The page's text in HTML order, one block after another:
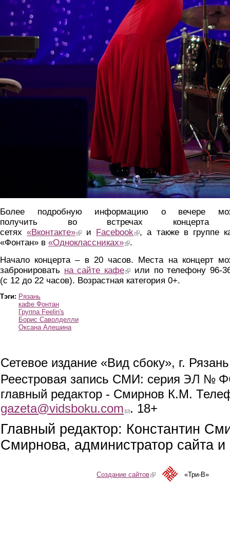
Более подробную информацию о вечере
получить во встречах
сетях«Вконтакте»(link is external)
и Facebook(link is external)
, а также в группе
«Фонтан» в «Одноклассниках»(link is external)
.
Начало концерта – в 20 часов. Места на концерт
забронировать на сайте кафе(link is external)
или по телефону 96-
(с 12 до 22 часов). Возрастная категория 0+.
Тэги: Рязань
кафе Фонтан
Группа Feelin's
Борис Саволделли
Оксана Алешина
Сетевое издание «Вид сбоку», г.
Реестровая запись СМИ: серия ЭЛ №
главный редактор - Смирнов К.М.
gazeta@vidsboku.com (link sends e-mail)
. 18+
Главный редактор: Константин
Смирнова, администратор сайта
Создание сайтов(link is external)«Три-В»